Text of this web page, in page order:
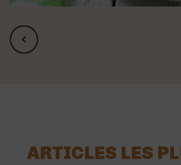
ARTICLES LES